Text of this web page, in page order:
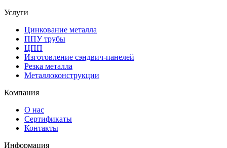
Услуги
Цинкование металла
ППУ трубы
ЦПП
Изготовление сэндвич-панелей
Резка металла
Металлоконструкции
Компания
О нас
Сертификаты
Контакты
Информация